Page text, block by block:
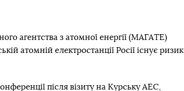
агентства з атомної енергії (МАГАТЕ)
атомній електростанції Росії існує ризик
після візиту на Курську АЕС,